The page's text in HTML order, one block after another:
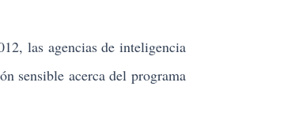
las agencias de inteligencia
sensible acerca del programa